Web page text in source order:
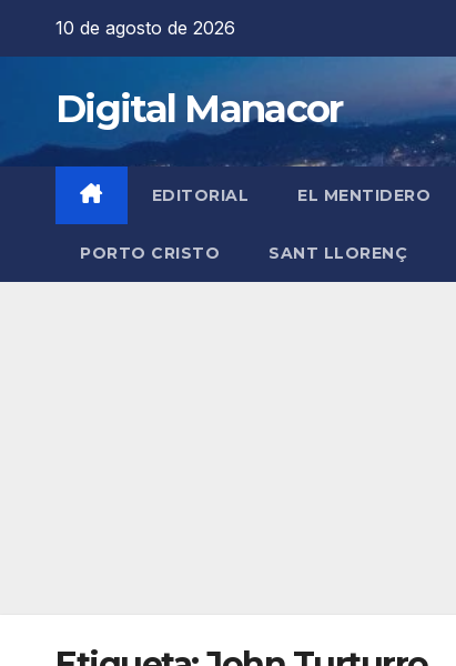
10 de agosto de 2026
Digital Manacor
EDITORIAL EL MENTIDERO
PORTO CRISTO SANT LLORENÇ